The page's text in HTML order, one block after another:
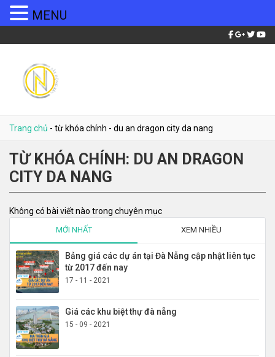
Trang chủ - từ khóa chính - du an dragon city da nang
TỪ KHÓA CHÍNH: DU AN DRAGON
CITY DA NANG
Không có bài viết nào trong chuyên mục
MỚI NHẤT XEM NHIỀU
Bảng giá các dự án tại Đà Nẵng cập nhật liên tục
từ 2017 đến nay
17 - 11 - 2021
Giá các khu biệt thự đà nẵng
15 - 09 - 2021
MENU